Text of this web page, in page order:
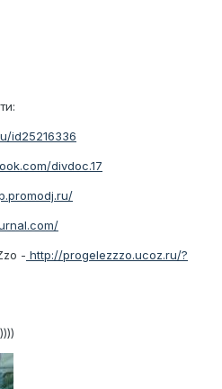
id25216336
divdoc.17
- http://progelezzzo.ucoz.ru/?